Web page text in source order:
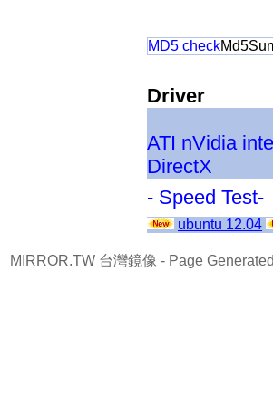
MD5 check
Driver
ATI nVidia
DirectX
- Speed Test-
ubuntu 12.04
MIRROR.TW 台灣鏡像 - Page